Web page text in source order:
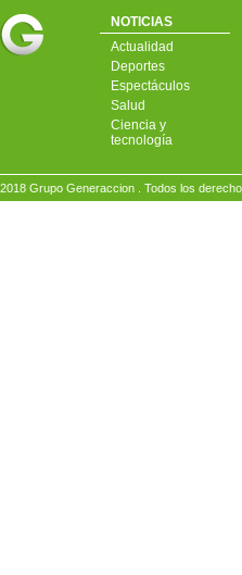
NOTICIAS
Actualidad
Deportes
Espectáculos
Salud
Ciencia y
tecnología
2018 Grupo Generaccion . Todos los